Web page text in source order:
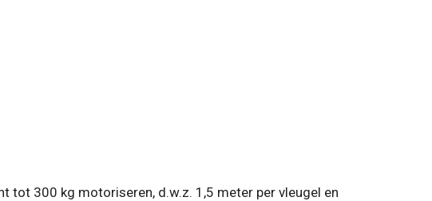
tot 300 kg motoriseren, d.w.z. 1,5 meter per vleugel en